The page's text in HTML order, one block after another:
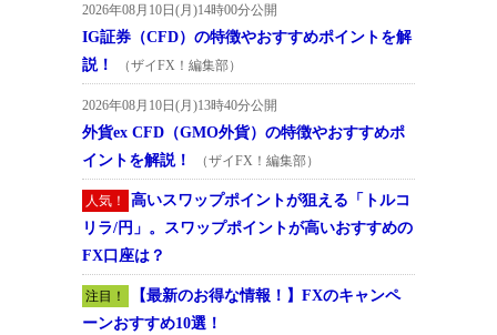
2026年08月10日(月)14時00分公開
IG証券（CFD）の特徴やおすすめポイントを解
説！
（ザイFX！編集部）
2026年08月10日(月)13時40分公開
外貨ex CFD（GMO外貨）の特徴やおすすめポ
イントを解説！
（ザイFX！編集部）
人気！
高いスワップポイントが狙える「トルコ
リラ/円」。スワップポイントが高いおすすめの
FX口座は？
注目！
【最新のお得な情報！】FXのキャンペ
ーンおすすめ10選！